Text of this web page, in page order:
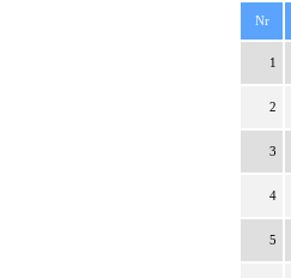
Nr
1
2
3
4
5